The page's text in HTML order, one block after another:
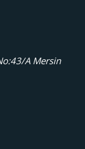
A Mersin